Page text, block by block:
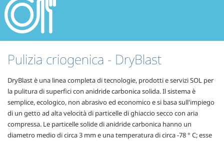
Pulizia criogenica - DryBlast
DryBlast è una linea completa di tecnologie, prodotti e servizi SOL per
la pulitura di superfici con anidride carbonica solida. Il sistema è
semplice, ecologico, non abrasivo ed economico e si basa sull'impiego
di un getto ad alta velocità di particelle di ghiaccio secco con aria
compressa. Le particelle solide di anidride carbonica hanno un
diametro medio di circa 3 mm e una temperatura di circa -78 ° C; esse